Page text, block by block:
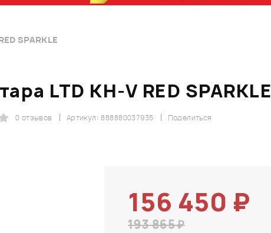
SPARKLE
LTD KH-V RED SPARKLE
Поделиться
Артикул: 888880037935
0 отзывов
156 450 ₽
193 865 ₽